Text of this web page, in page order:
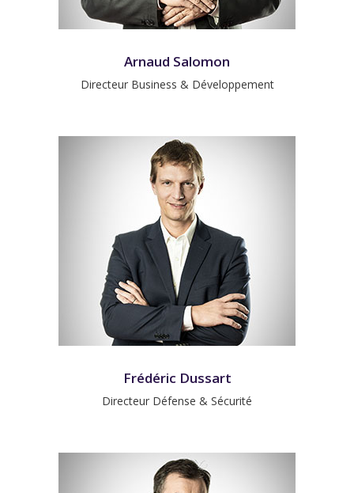
Arnaud Salomon
Directeur Business & Développement
Frédéric Dussart
Directeur Défense & Sécurité